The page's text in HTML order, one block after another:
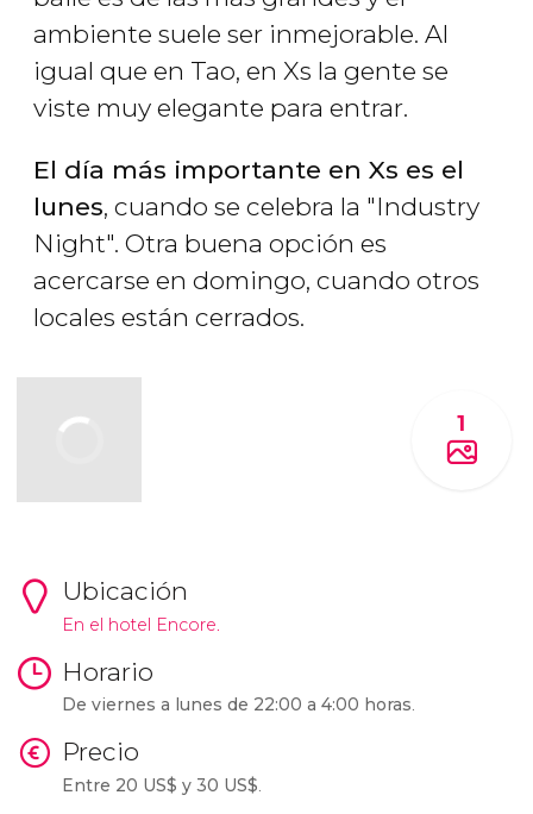
ambiente suele ser inmejorable. Al
igual que en Tao, en Xs la gente se
viste muy elegante para entrar.
El día más importante en Xs es el
lunes, cuando se celebra la "Industry
Night". Otra buena opción es
acercarse en domingo, cuando otros
locales están cerrados.
1
Ubicación
En el hotel Encore.
Horario
De viernes a lunes de 22:00 a 4:00 horas.
Precio
Entre 20 US$ y 30 US$.